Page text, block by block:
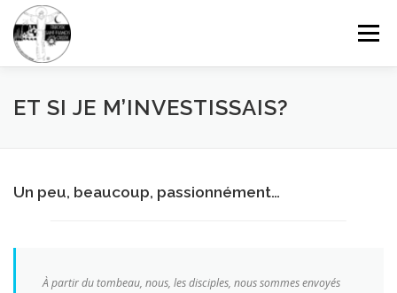
contenu
Menu
FAISONS CONNAISSANCE GRANDIR DANS LA FOI
ET SI JE M’INVESTISSAIS?
Un peu, beaucoup, passionnément…
À partir du tombeau, nous, les disciples, nous sommes envoyés